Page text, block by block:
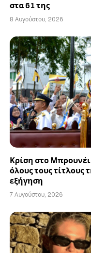
στα 61 της
8 Αυγούστου, 2026
Κρίση στο
όλους τους τίτλους
εξήγηση
7 Αυγούστου, 2026